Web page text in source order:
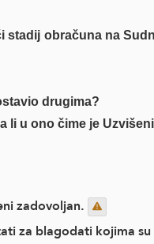
obračuna na
drugima?
li u ono čime je
zadovoljan.
za blagodati kojima